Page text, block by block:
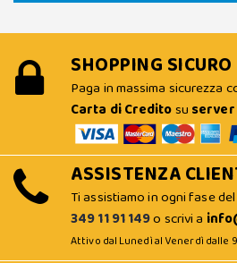
SHOPPING SICURO
Paga in massima sicurezza
Carta di Creditosu
ASSISTENZA
Ti assistiamo in ogni fase
349 11 91 149o scrivi a
Attivo dal Lunedì al Venerdì dalle